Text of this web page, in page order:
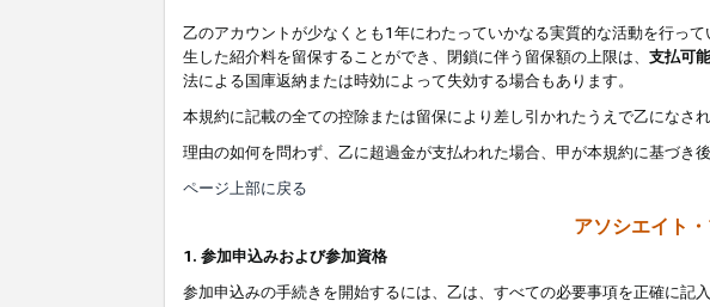
乙のアカウントが少なくとも1年にわたっていかなる実質的な活動を行っ
生した紹介料を留保することができ、閉鎖に伴う留保額の上限は、 支払可
法による国庫返納または時効によって失効する場合もあります。
本規約に記載の全ての控除または留保により差し引かれたうえで乙になさ
理由の如何を問わず、乙に超過金が支払われた場合、甲が本規約に基づき
ページ上部に戻る
アソシエイト
1. 参加申込みおよび参加資格
参加申込みの手続きを開始するには、乙は、すべての必要事項を正確に